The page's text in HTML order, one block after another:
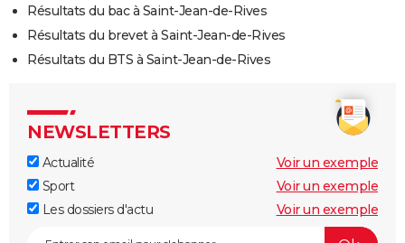
Résultats du bac à Saint-Jean-de-Rives
Résultats du brevet à Saint-Jean-de-Rives
Résultats du BTS à Saint-Jean-de-Rives
NEWSLETTERS
Actualité
Voir un exemple
Sport
Voir un exemple
Les dossiers d'actu
Voir un exemple